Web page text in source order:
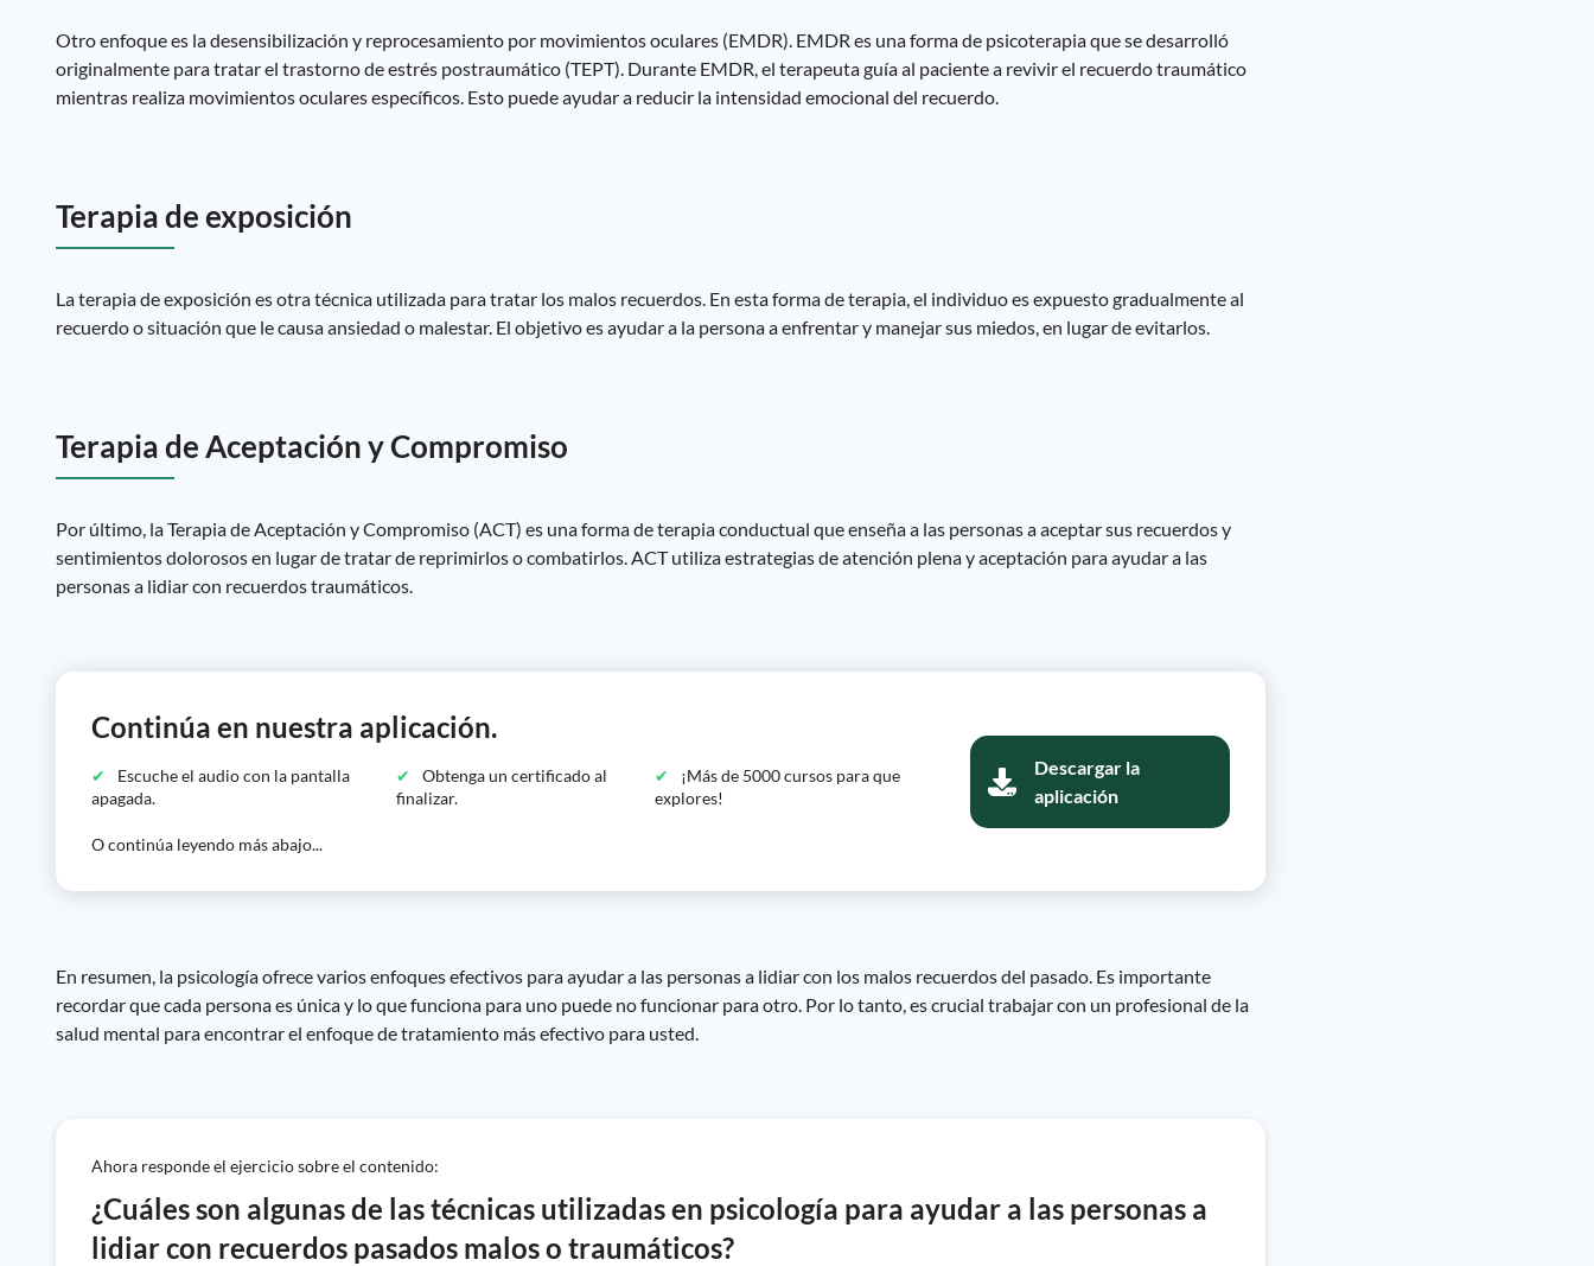
Otro enfoque es la desensibilización y reprocesamiento por movimientos oculares (EMDR). EMDR es una forma de psicoterapia que se desarrolló
originalmente para tratar el trastorno de estrés postraumático (TEPT). Durante EMDR, el terapeuta guía al paciente a revivir el recuerdo traumático
mientras realiza movimientos oculares específicos. Esto puede ayudar a reducir la intensidad emocional del recuerdo.
Terapia de exposición
La terapia de exposición es otra técnica utilizada para tratar los malos recuerdos. En esta forma de terapia, el individuo es expuesto gradualmente al
recuerdo o situación que le causa ansiedad o malestar. El objetivo es ayudar a la persona a enfrentar y manejar sus miedos, en lugar de evitarlos.
Terapia de Aceptación y Compromiso
Por último, la Terapia de Aceptación y Compromiso (ACT) es una forma de terapia conductual que enseña a las personas a aceptar sus recuerdos y
sentimientos dolorosos en lugar de tratar de reprimirlos o combatirlos. ACT utiliza estrategias de atención plena y aceptación para ayudar a las
personas a lidiar con recuerdos traumáticos.
Continúa en nuestra aplicación.
Escuche el audio con la pantalla
apagada.
Obtenga un certificado al
finalizar.
¡Más de 5000 cursos para que
explores!
O continúa leyendo más abajo...
Descargar la
aplicación
En resumen, la psicología ofrece varios enfoques efectivos para ayudar a las personas a lidiar con los malos recuerdos del pasado. Es importante
recordar que cada persona es única y lo que funciona para uno puede no funcionar para otro. Por lo tanto, es crucial trabajar con un profesional de la
salud mental para encontrar el enfoque de tratamiento más efectivo para usted.
Ahora responde el ejercicio sobre el contenido:
¿Cuáles son algunas de las técnicas utilizadas en psicología para ayudar a las personas a
lidiar con recuerdos pasados ​​malos o traumáticos?